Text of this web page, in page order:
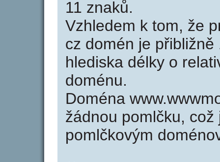
11 znaků.
Vzhledem k tom, že
cz domén je
hlediska délky o
doménu.
Doména
žádnou pomlčku,
pomlčkovým